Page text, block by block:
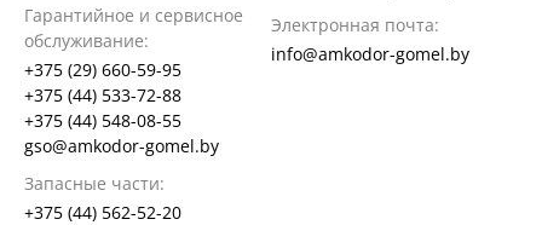
Гарантийное и сервисное
обслуживание:
+375 (29) 660-59-95
+375 (44) 533-72-88
+375 (44) 548-08-55
gso@amkodor-gomel.by
Запасные части:
+375 (44) 562-52-20
Электронная почта:
info@amkodor-gomel.by